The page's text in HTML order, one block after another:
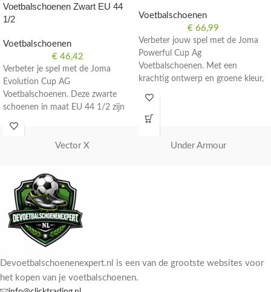
Voetbalschoenen Zwart EU 44
1/2
Voetbalschoenen
€ 46,42
Verbeter je spel met de Joma
Evolution Cup AG
Voetbalschoenen. Deze zwarte
schoenen in maat EU 44 1/2 zijn
Voetbalschoenen
€ 66,99
Verbeter jouw spel met de Joma
Powerful Cup Ag
Voetbalschoenen. Met een
krachtig ontwerp en groene kleur,
prestaties op het veld. Maat EU
43.
Vector X Under Armour
Devoetbalschoenenexpert.nl is een van de grootste websites voor
het kopen van je voetbalschoenen.